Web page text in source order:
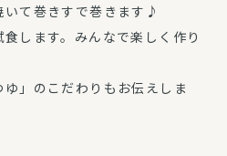
いて巻きすで巻きます♪
します。みんなで楽しく作り
」のこだわりもお伝えしま